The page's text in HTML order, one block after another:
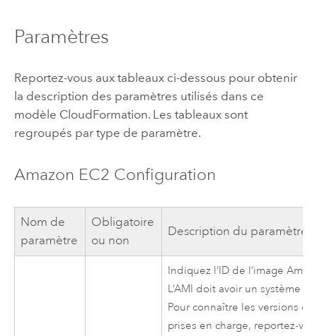
Paramètres
Reportez-vous aux tableaux ci-dessous pour obtenir
la description des paramètres utilisés dans ce
modèle CloudFormation. Les tableaux sont
regroupés par type de paramètre.
Amazon EC2 Configuration
Nom de
paramètre
Obligatoire
ou non
Description du paramètre
Indiquez l’ID de l’image
L’AMI doit avoir un système
Pour connaître les versions
prises en charge, reportez-